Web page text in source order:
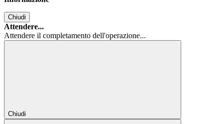
Chiudi
Attendere...
Attendere il completamento dell'operazione...
Chiudi